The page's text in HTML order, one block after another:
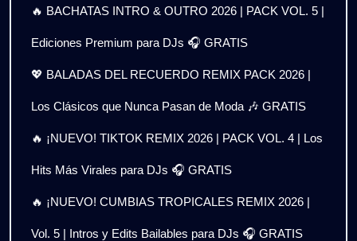
🔥 BACHATAS INTRO & OUTRO 2026 | PACK VOL. 5 |
Ediciones Premium para DJs 🎧 GRATIS
💖 BALADAS DEL RECUERDO REMIX PACK 2026 |
Los Clásicos que Nunca Pasan de Moda 🎶 GRATIS
🔥 ¡NUEVO! TIKTOK REMIX 2026 | PACK VOL. 4 | Los
Hits Más Virales para DJs 🎧 GRATIS
🔥 ¡NUEVO! CUMBIAS TROPICALES REMIX 2026 |
Vol. 5 | Intros y Edits Bailables para DJs 🎧 GRATIS